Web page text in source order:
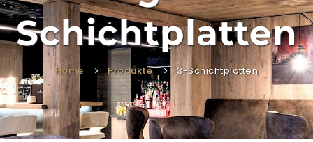
Schichtplatten
Home Produkte 3-Schichtplatten